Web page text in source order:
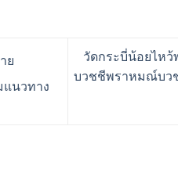
ย
นวทาง
วัดกระบี่น้อยไห
บวชชีพราหมณ์บว